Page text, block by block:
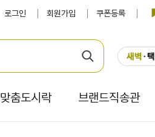
로그인 회원가입 쿠폰등록
맞춤도시락 브랜드직송관